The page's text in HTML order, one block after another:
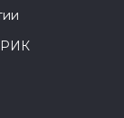
РИК